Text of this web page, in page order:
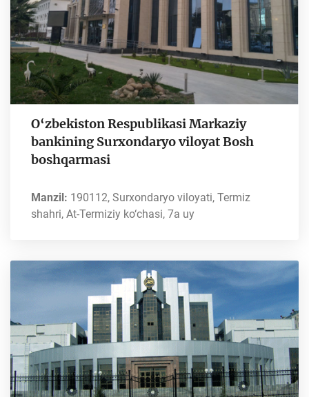
O‘zbekiston Respublikasi Markaziy
bankining Surxondaryo viloyat Bosh
boshqarmasi
Manzil: 190112, Surxondaryo viloyati, Termiz
shahri, At-Termiziy ko‘chasi, 7a uy